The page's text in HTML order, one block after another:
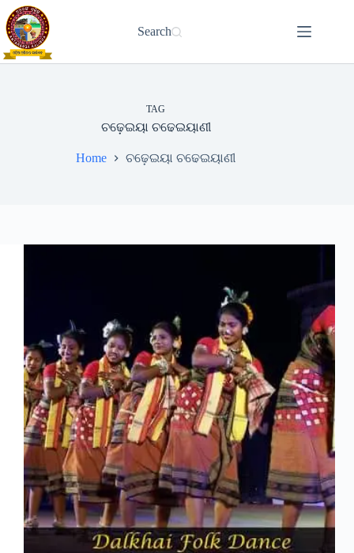
Skip
to
content
Search
TAG
ଚଢ଼େଇୟା ଚଢେଇୟାଣୀ
Home ଚଢ଼େଇୟା ଚଢେଇୟାଣୀ